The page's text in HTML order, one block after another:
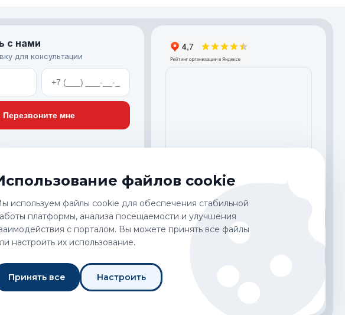
файлов cookie
используем файлы cookie для обеспечения стабильной
платформы, анализа посещаемости и улучшения
с порталом. Вы можете принять все файлы
настроить их использование.
Принять все Настроить
с нами
для консультации
Перезвоните мне
защищены.
Условия доставки
и является собственностью Продавца. По запросу Покупателя Продавец может
кодекса Российской Федерации, а также иных норм гражданского
на заключение договорных отношений с неопределённым кругом лиц и носит
торговой и оптово-распределительной сфере и не могут рассматриваться